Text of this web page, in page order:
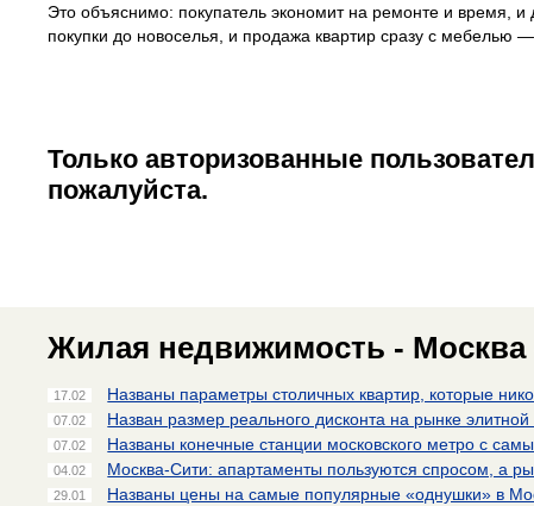
Это объяснимо: покупатель экономит на ремонте и время,
покупки до новоселья, и продажа квартир сразу с мебелью
Только авторизованные
пожалуйста.
Жилая недвижимость - Москва
17.02 Названы параметры столичных квартир, которые
07.02 Назван размер реального дисконта на рынке
07.02 Названы конечные станции московского метро с
04.02 Москва-Сити: апартаменты пользуются спросом, а
29.01 Названы цены на самые популярные «однушки» в